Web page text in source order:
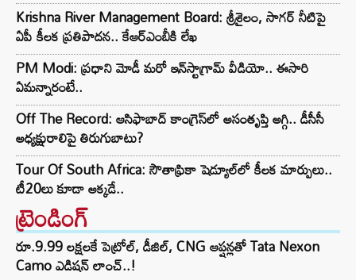
Krishna River Management Board: శ్రీశైలం, సాగర్ నీటిపై
ఏపీ కీలక ప్రతిపాదన.. కేఆర్ఎంబీకి లేఖ
PM Modi: ప్రధాని మోడీ మరో ఇన్‌స్టాగ్రామ్ వీడియో.. ఈసారి
ఏమన్నారంటే..
Off The Record: ఆసిఫాబాద్ కాంగ్రెస్‌లో అసంతృప్తి అగ్గి.. డీసీసీ
అధ్యక్షురాలిపై తిరుగుబాటు?
Tour Of South Africa: సౌతాఫ్రికా షెడ్యూల్‌లో కీలక మార్పులు..
టీ20లు కూడా అక్కడే..
ట్రెండింగ్‌
రూ.9.99 లక్షలకే పెట్రోల్, డీజిల్, CNG ఆప్షన్లతో Tata Nexon
Camo ఎడిషన్ లాంచ్..!